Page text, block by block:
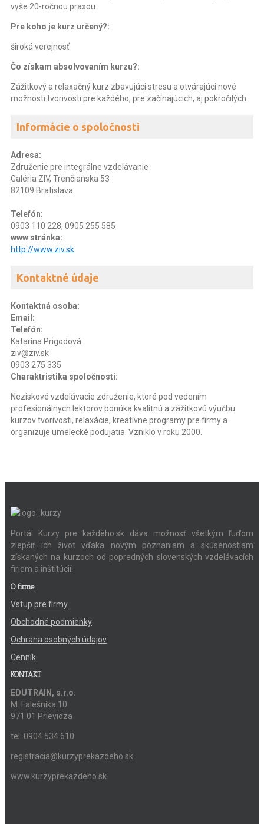
vyše 20-ročnou praxou
Pre koho je kurz určený?:
široká verejnosť
Čo získam absolvovaním kurzu?:
Zážitkový a relaxačný kurz zbavujúci stresu a otvárajúci nové
možnosti tvorivosti pre každého, pre začínajúcich, aj pokročilých.
Informácie o spoločnosti
Adresa:
Združenie pre integrálne vzdelávanie
Galéria ZIV, Trenčianska 53
82109 Bratislava
Telefón:
0903 110 228, 0905 255 585
www stránka:
http://www.ziv.sk
Kontaktné údaje
Kontaktná osoba:
Email:
Telefón:
Katarína Prigodová
ziv@ziv.sk
0903 275 335
Charaktristika spoločnosti:
Neziskové vzdelávacie združenie, ktoré pod vedením
profesionálnych lektorov ponúka kvalitnú a zážitkovú výučbu
kurzov tvorivosti, relaxácie, kreatívne programy pre firmy a
organizuje umelecké podujatia. Vzniklo v roku 2000.
Portál Kurzy pre každého.sk dáva možnosť všetkým ľuďom
zlepšiť ich život vďaka novým poznaniam a skúsenostiam
získaných na kurzoch od popredných slovenských vzdelávacích
firiem a inštitúcií.
O firme
Vstup pre firmy
Obchodné podmienky
Ochrana osobných údajov
Cenník
KONTAKT
EDUTRAIN, s.r.o.
M. Falešníka 10
971 01 Prievidza
tel: 0904 534 610
registracia@kurzyprekazdeho.sk
www.kurzyprekazdeho.sk